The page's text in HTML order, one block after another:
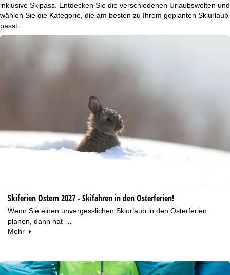
s
inklusive Skipass. Entdecken Sie die verschiedenen Urlaubswelten und
wählen Sie die Kategorie, die am besten zu Ihrem geplanten Skiurlaub
passt.
Skiferien Ostern 2027 - Skifahren in den Osterferien!
Wenn Sie einen unvergesslichen Skiurlaub in den Osterferien
planen, dann hat …
Mehr